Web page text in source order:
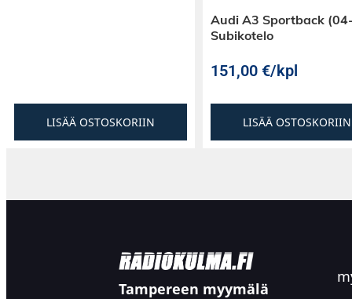
LISÄÄ OSTOSKORIIN
Audi A3 Sportback
Subikotelo
151,00 €/kpl
LISÄÄ OSTOSKORIIN
Tampereen myymälä